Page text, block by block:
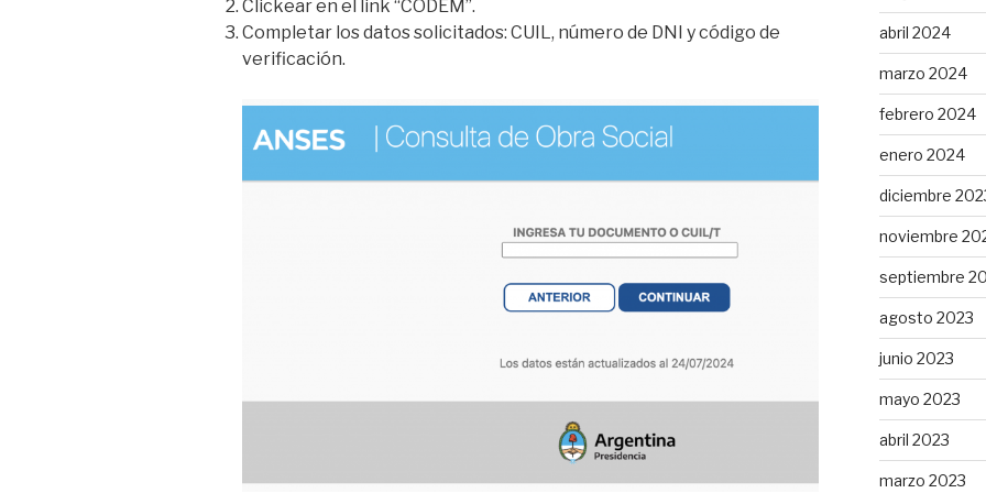
Clickear en el link “CODEM”.
Completar los datos solicitados: CUIL, número de DNI y código de
verificación.
abril 2024
marzo 2024
febrero 2024
enero 2024
diciembre
noviembre
septiembre
agosto 2023
junio 2023
mayo 2023
abril 2023
marzo 2023